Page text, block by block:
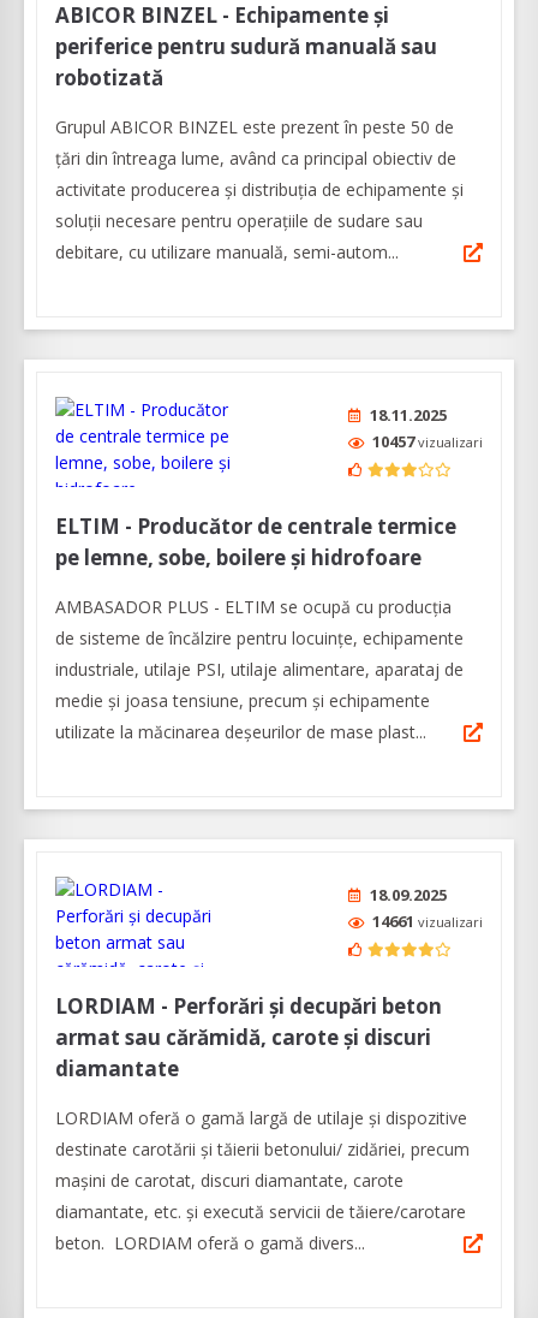
ABICOR BINZEL - Echipamente și
periferice pentru sudură manuală sau
robotizată
Grupul ABICOR BINZEL este prezent în peste 50 de
țări din întreaga lume, având ca principal obiectiv de
activitate producerea și distribuția de echipamente și
soluții necesare pentru operațiile de sudare sau
debitare, cu utilizare manuală, semi-autom...
18.11.2025
10457vizualizari
ELTIM - Producător de centrale termice
pe lemne, sobe, boilere și hidrofoare
AMBASADOR PLUS - ELTIM se ocupă cu producția
de sisteme de încălzire pentru locuințe, echipamente
industriale, utilaje PSI, utilaje alimentare, aparataj de
medie şi joasa tensiune, precum şi echipamente
utilizate la măcinarea deşeurilor de mase plast...
18.09.2025
14661 vizualizari
LORDIAM - Perforări și decupări beton
armat sau cărămidă, carote și discuri
diamantate
LORDIAM oferă o gamă largă de utilaje și dispozitive
destinate carotării și tăierii betonului/ zidăriei, precum
mașini de carotat, discuri diamantate, carote
diamantate, etc. și execută servicii de tăiere/carotare
beton. LORDIAM oferă o gamă divers...